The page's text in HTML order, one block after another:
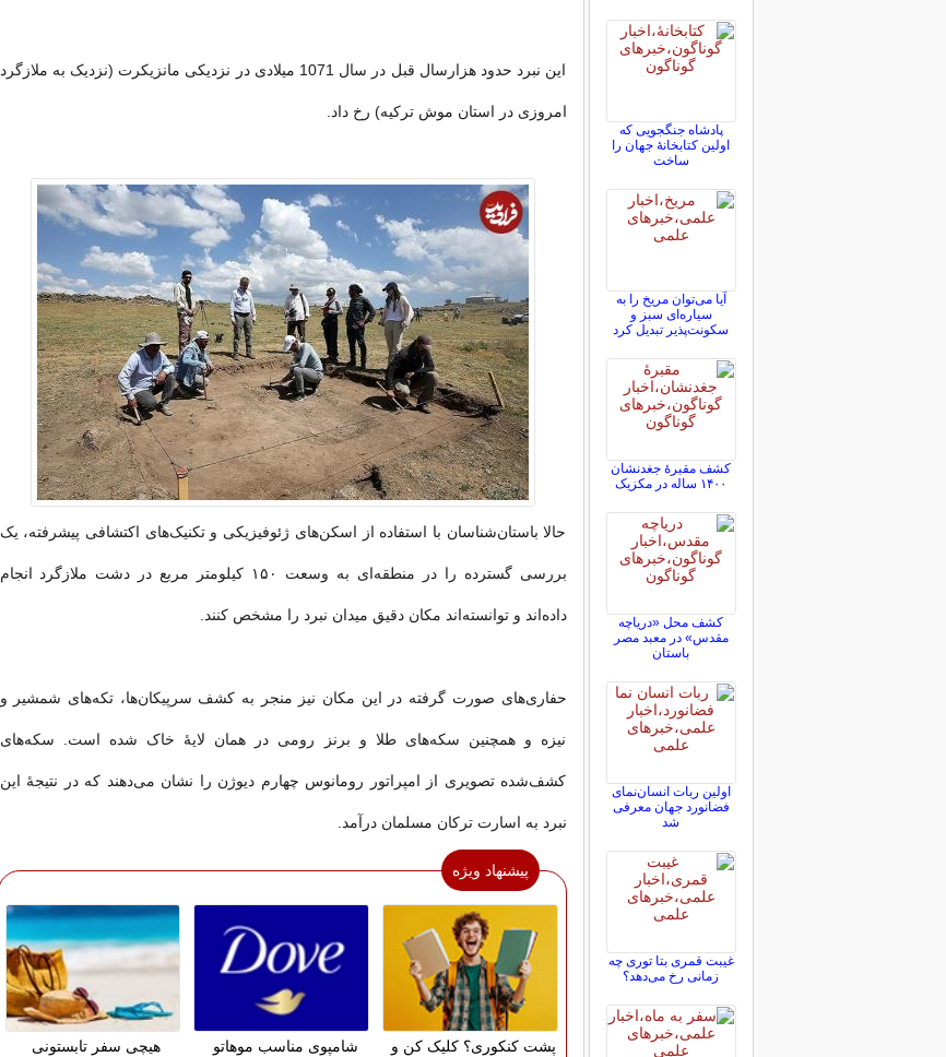
این نبرد حدود هزارسال قبل در سال 1071 میلادی در نزدیکی مانزیکرت (نزدیک به ملازگرد
امروزی در استان موش ترکیه) رخ داد.
حالا باستان‌شناسان با استفاده از اسکن‌های ژئوفیزیکی و تکنیک‌های اکتشافی پیشرفته، یک
بررسی گسترده را در منطقه‌ای به وسعت ۱۵۰ کیلومتر مربع در دشت ملازگرد انجام
داده‌اند و توانسته‌اند مکان دقیق میدان نبرد را مشخص کنند.
حفاری‌های صورت گرفته در این مکان نیز منجر به کشف سرپیکان‌ها، تکه‌های شمشیر و
نیزه و همچنین سکه‌های طلا و برنز رومی در همان لایۀ خاک شده است. سکه‌های
کشف‌شده تصویری از امپراتور رومانوس چهارم دیوژن را نشان می‌دهند که در نتیجۀ این
نبرد به اسارت ترکان مسلمان درآمد.
پیشنهاد ویژه
پشت کنکوری؟ کلیک کن و
شامپوی مناسب موهاتو
هیچی سفر تابستونی
پادشاه جنگجویی که
اولین کتابخانۀ جهان را
ساخت
آیا می‌توان مریخ را به
سیاره‌ای سبز و
سکونت‌پذیر تبدیل کرد
کشف مقبرۀ جغدنشان
۱۴۰۰ ساله در مکزیک
کشف محل «دریاچه
مقدس» در معبد مصر
باستان
اولین ربات انسان‌نمای
فضانورد جهان معرفی
شد
غیبت قمری بتا توری چه
زمانی رخ می‌دهد؟